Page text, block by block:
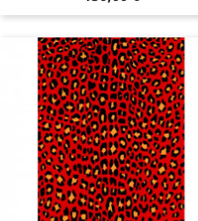
Adhésif Motif "Léopard" -...
150,00 €